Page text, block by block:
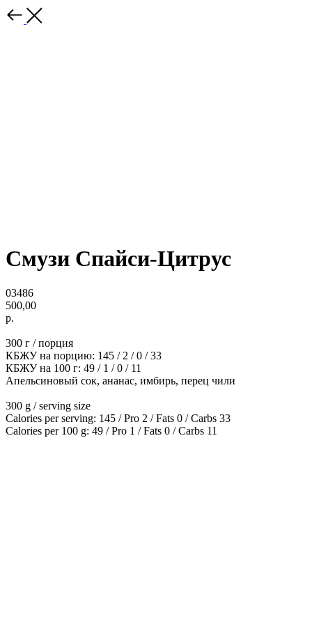
Смузи Спайси-Цитрус
03486
500,00
р.
300 г / порция
КБЖУ на порцию: 145 / 2 / 0 / 33
КБЖУ на 100 г: 49 / 1 / 0 / 11
Апельсиновый сок, ананас, имбирь, перец чили
300 g / serving size
Calories per serving: 145 / Pro 2 / Fats 0 / Carbs 33
Calories per 100 g: 49 / Pro 1 / Fats 0 / Carbs 11